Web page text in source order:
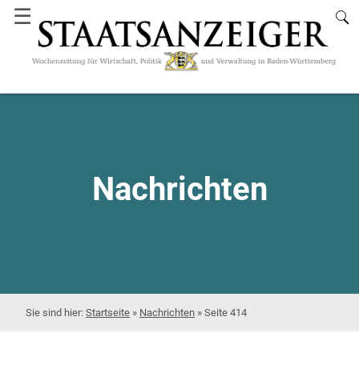
☰
Nachrichten
Startseite » Nachrichten » Seite 414